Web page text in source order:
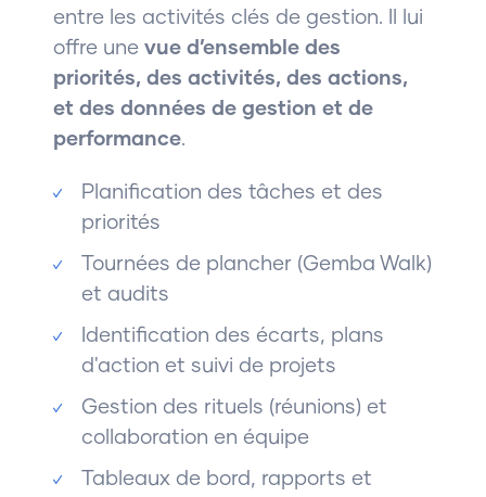
entre les activités clés de gestion. Il lui
offre unevue d’ensemble des
priorités, des activités, des actions,
et des données de gestion et de
performance.
Planification des tâches et des
priorités
Tournées de plancher (Gemba Walk)
et audits
Identification des écarts, plans
d'action et suivi de projets
Gestion des rituels (réunions) et
collaboration en équipe
Tableaux de bord, rapports et